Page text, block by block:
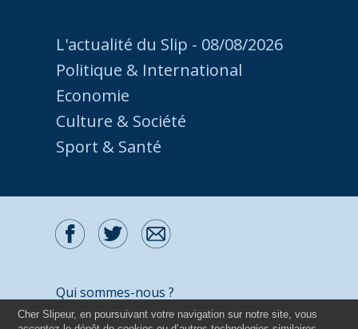
Cher Slipeur, en poursuivant votre navigation sur notre site, vous
L'actualité du Slip - 08/08/2026
Politique & International
Economie
Culture & Société
Sport & Santé
Qui sommes-nous ?
Contactez-nous